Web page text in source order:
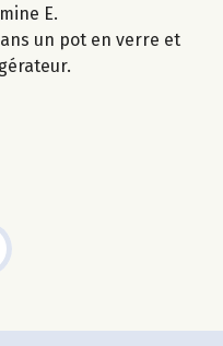
E.
un pot en verre et